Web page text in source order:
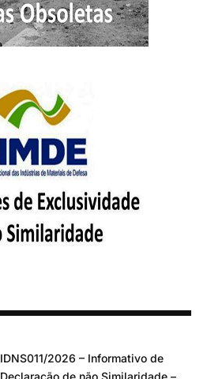
IDNS011/2026 – Informativo de